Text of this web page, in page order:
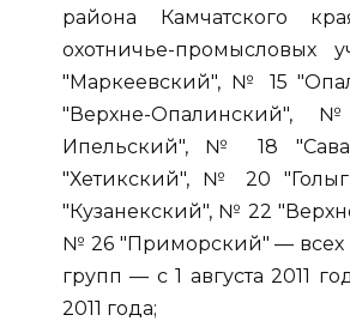
района Камчатского
охотничье-
"Маркеевский", № 15
"Верхне-
Ипельский", № 18
"Хетикский", № 20
"Кузанекский", № 22
№ 26 "Приморский" — всех
групп — с 1 августа 2011
2011 года;